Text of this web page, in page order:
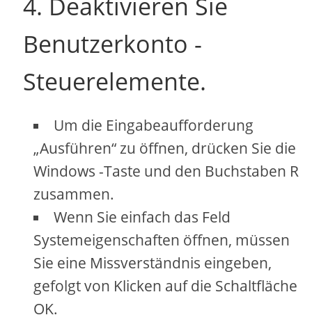
Benutzerkonto -
Steuerelemente.
Um die Eingabeaufforderung
„Ausführen“ zu öffnen, drücken Sie die
Windows -Taste und den Buchstaben R
zusammen.
Wenn Sie einfach das Feld
Systemeigenschaften öffnen, müssen
Sie eine Missverständnis eingeben,
gefolgt von Klicken auf die Schaltfläche
OK.